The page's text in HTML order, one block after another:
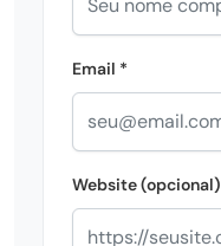
Email *
Website (opcional)